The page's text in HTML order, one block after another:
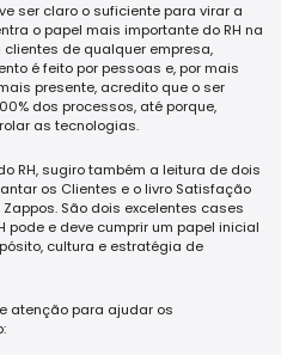
ser claro o suficiente para virar a
o papel mais importante do RH na
de qualquer empresa,
é feito por pessoas e, por mais
presente, acredito que o ser
dos processos, até porque,
as tecnologias.
RH, sugiro também a leitura de dois
os Clientes e o livro Satisfação
São dois excelentes cases
pode e deve cumprir um papel inicial
cultura e estratégia de
atenção para ajudar os